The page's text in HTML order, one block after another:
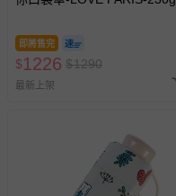
即將售完
$1226 $1290
最新上架